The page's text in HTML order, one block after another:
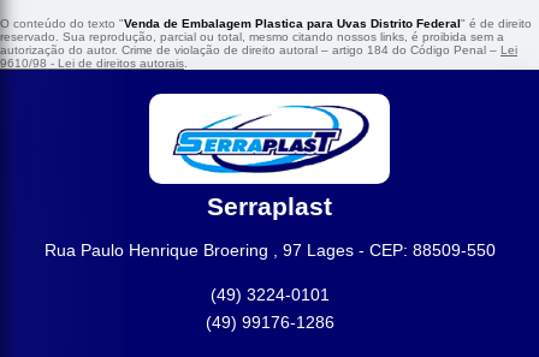
O conteúdo do texto "Venda de Embalagem Plastica para Uvas Distrito Federal" é de direito
reservado. Sua reprodução, parcial ou total, mesmo citando nossos links, é proibida sem a
autorização do autor. Crime de violação de direito autoral – artigo 184 do Código Penal – Lei
9610/98 - Lei de direitos autorais
Serraplast
Rua Paulo Henrique Broering , 97 Lages - CEP: 88509-550
(49) 3224-0101
(49) 99176-1286